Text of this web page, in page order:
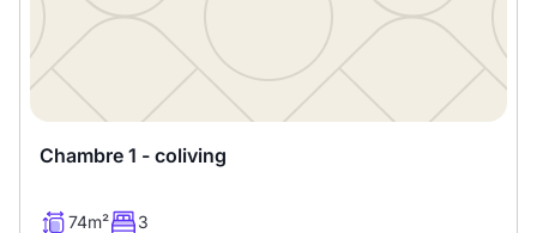
Chambre 1 - coliving
74m² 3